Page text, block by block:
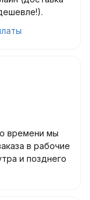
времени мы
в рабочие
и позднего